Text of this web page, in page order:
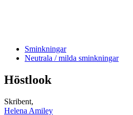
Sminkningar
Neutrala / milda sminkningar
Höstlook
Skribent,
Helena Amiley